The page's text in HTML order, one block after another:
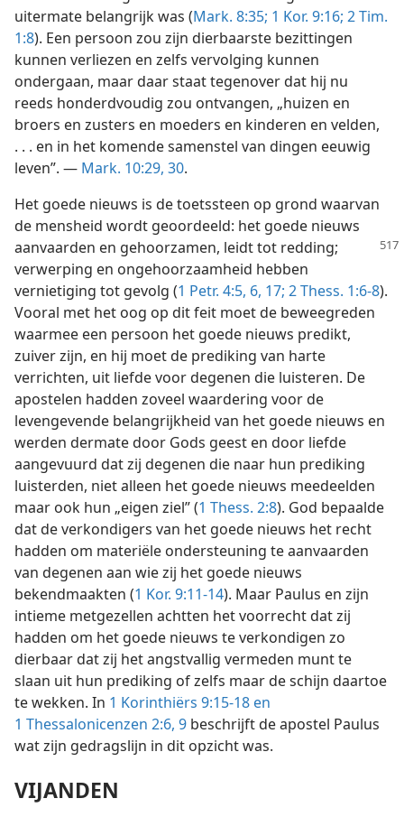
uitermate belangrijk was (Mark. 8:35; 1 Kor. 9:16; 2 Tim.
1:8). Een persoon zou zijn dierbaarste bezittingen
kunnen verliezen en zelfs vervolging kunnen
ondergaan, maar daar staat tegenover dat hij nu
reeds honderdvoudig zou ontvangen, „huizen en
broers en zusters en moeders en kinderen en velden,
. . . en in het komende samenstel van dingen eeuwig
leven”. — Mark. 10:29, 30.
Het goede nieuws is de toetssteen op grond waarvan
de mensheid wordt geoordeeld: het goede nieuws
aanvaarden en gehoorzamen, leidt tot redding;
verwerping en ongehoorzaamheid hebben
vernietiging tot gevolg (1 Petr. 4:5, 6, 17; 2 Thess. 1:6-8).
Vooral met het oog op dit feit moet de beweegreden
waarmee een persoon het goede nieuws predikt,
zuiver zijn, en hij moet de prediking van harte
verrichten, uit liefde voor degenen die luisteren. De
apostelen hadden zoveel waardering voor de
levengevende belangrijkheid van het goede nieuws en
werden dermate door Gods geest en door liefde
aangevuurd dat zij degenen die naar hun prediking
luisterden, niet alleen het goede nieuws meedeelden
maar ook hun „eigen ziel” (1 Thess. 2:8). God bepaalde
dat de verkondigers van het goede nieuws het recht
hadden om materiële ondersteuning te aanvaarden
van degenen aan wie zij het goede nieuws
bekendmaakten (1 Kor. 9:11-14). Maar Paulus en zijn
intieme metgezellen achtten het voorrecht dat zij
hadden om het goede nieuws te verkondigen zo
dierbaar dat zij het angstvallig vermeden munt te
slaan uit hun prediking of zelfs maar de schijn daartoe
te wekken. In 1 Korinthiërs 9:15-18 en
1 Thessalonicenzen 2:6, 9 beschrijft de apostel Paulus
wat zijn gedragslijn in dit opzicht was.
VIJANDEN